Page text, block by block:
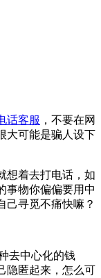
话客服 ，不要在网
大可能是骗人设下
想着去打电话，如
事物你偏偏要用中
己寻觅不痛快嘛？
去中心化的钱
隐匿起来，怎么可